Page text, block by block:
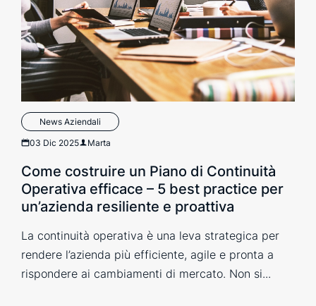
News Aziendali
03 Dic 2025 Marta
Come costruire un Piano di Continuità
Operativa efficace – 5 best practice per
un’azienda resiliente e proattiva
La continuità operativa è una leva strategica per
rendere l’azienda più efficiente, agile e pronta a
rispondere ai cambiamenti di mercato. Non si...